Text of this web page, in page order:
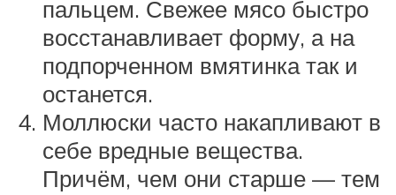
пальцем. Свежее мясо быстро
восстанавливает форму, а на
подпорченном вмятинка так и
останется.
Моллюски часто накапливают в
себе вредные вещества.
Причём, чем они старше — тем